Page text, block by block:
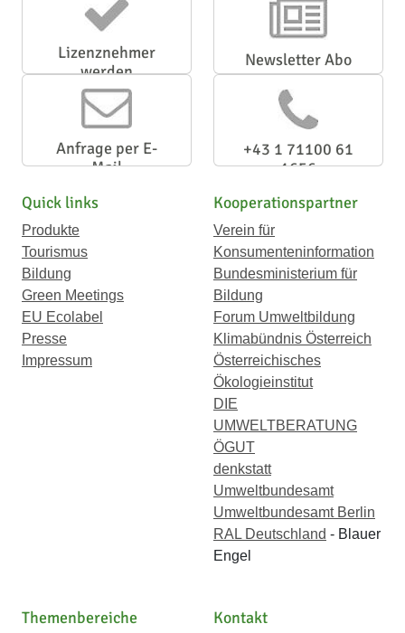
Lizenznehmer
werden
Newsletter Abo
Anfrage per E-
Mail
+43 1 71100 61
1656
Quick links
Produkte
Tourismus
Bildung
Green Meetings
EU Ecolabel
Presse
Impressum
Kooperationspartner
Verein für
Konsumenteninformation
Bundesministerium für
Bildung
Forum Umweltbildung
Klimabündnis Österreich
Österreichisches
Ökologieinstitut
DIE
UMWELTBERATUNG
ÖGUT
denkstatt
Umweltbundesamt
Umweltbundesamt Berlin
RAL Deutschland - Blauer
Engel
Themenbereiche
Kontakt